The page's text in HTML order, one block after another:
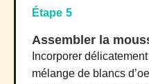
Étape 5
Assembler la
Incorporer
mélange de blancs